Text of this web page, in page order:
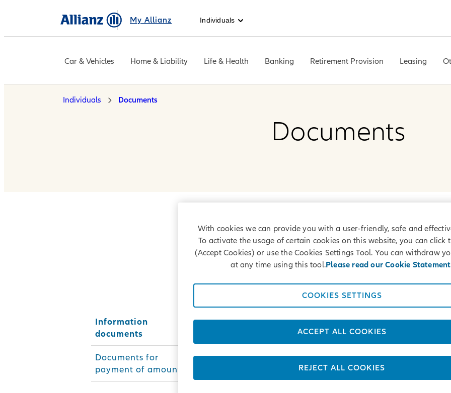
My Allianz Individuals
Car & Vehicles Home & Liability Life & Health Banking Retirement Provision Leasing
Individuals Documents
Documents
General insurance
Information
documents
Documents for
payment of amounts
Fire and natural catastrophes
All risks of industrial sites
With cookies we can provide you with a user-friendly, safe and
To activate the usage of certain cookies on this website, you can click
(Accept Cookies) or use the Cookies Settings Tool. You can withdraw
at any time using this tool.Please read our Cookie
COOKIES SETTINGS
REJECT ALL COOKIES
ACCEPT ALL COOKIES